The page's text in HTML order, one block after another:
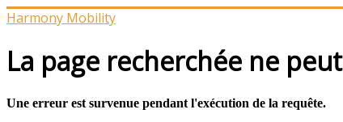
Harmony Mobility
La page recherchée ne
Une erreur est survenue pendant l'exécution de la requête.